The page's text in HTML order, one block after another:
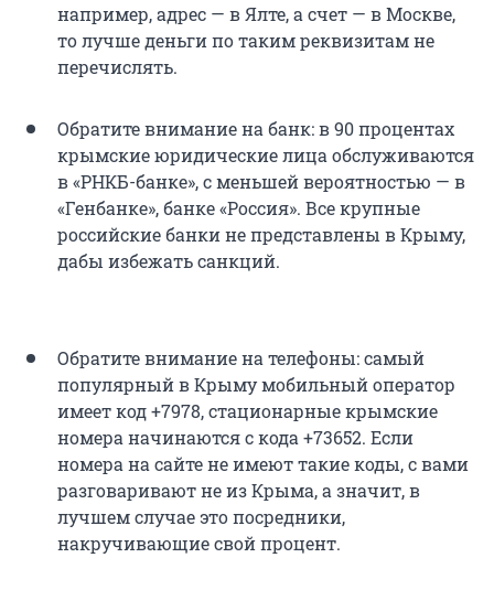
например, адрес — в Ялте, а счет — в Москве,
то лучше деньги по таким реквизитам не
перечислять.
Обратите внимание на банк: в 90 процентах
крымские юридические лица обслуживаются
в «РНКБ-банке», с меньшей вероятностью — в
«Генбанке», банке «Россия». Все крупные
российские банки не представлены в Крыму,
дабы избежать санкций.
Обратите внимание на телефоны: самый
популярный в Крыму мобильный оператор
имеет код +7978, стационарные крымские
номера начинаются с кода +73652. Если
номера на сайте не имеют такие коды, с вами
разговаривают не из Крыма, а значит, в
лучшем случае это посредники,
накручивающие свой процент.